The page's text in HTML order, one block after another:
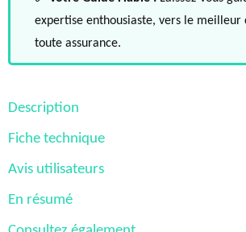
expertise enthousiaste, vers le meilleur
toute assurance.
Description
Fiche technique
Avis utilisateurs
En résumé